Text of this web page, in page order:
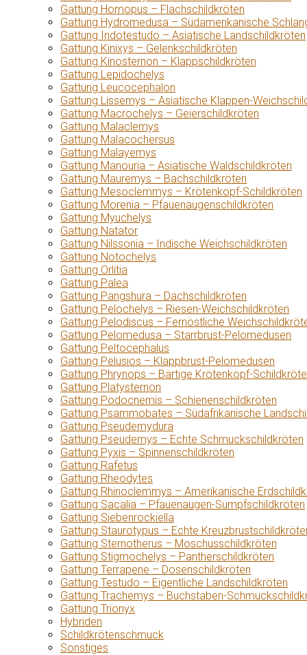
Gattung Homopus – Flachschildkröten
Gattung Hydromedusa – Südamerikanische
Gattung Indotestudo – Asiatische Landschildkröten
Gattung Kinixys – Gelenkschildkröten
Gattung Kinosternon – Klappschildkröten
Gattung Lepidochelys
Gattung Leucocephalon
Gattung Lissemys – Asiatische Klappen-
Gattung Macrochelys – Geierschildkröten
Gattung Malaclemys
Gattung Malacochersus
Gattung Malayemys
Gattung Manouria – Asiatische Waldschildkröten
Gattung Mauremys – Bachschildkröten
Gattung Mesoclemmys – Krötenkopf-Schildkröten
Gattung Morenia – Pfauenaugenschildkröten
Gattung Myuchelys
Gattung Natator
Gattung Nilssonia – Indische Weichschildkröten
Gattung Notochelys
Gattung Orlitia
Gattung Palea
Gattung Pangshura – Dachschildkröten
Gattung Pelochelys – Riesen-Weichschildkröten
Gattung Pelodiscus – Fernöstliche
Gattung Pelomedusa – Starrbrust-Pelomedusen
Gattung Peltocephalus
Gattung Pelusios – Klappbrust-Pelomedusen
Gattung Phrynops – Bärtige Krötenkopf-
Gattung Platysternon
Gattung Podocnemis – Schienenschildkröten
Gattung Psammobates – Südafrikanische
Gattung Pseudemydura
Gattung Pseudemys – Echte Schmuckschildkröten
Gattung Pyxis – Spinnenschildkröten
Gattung Rafetus
Gattung Rheodytes
Gattung Rhinoclemmys – Amerikanische
Gattung Sacalia – Pfauenaugen-Sumpfschildkröten
Gattung Siebenrockiella
Gattung Staurotypus – Echte
Gattung Sternotherus – Moschusschildkröten
Gattung Stigmochelys – Pantherschildkröten
Gattung Terrapene – Dosenschildkröten
Gattung Testudo – Eigentliche Landschildkröten
Gattung Trachemys – Buchstaben-
Gattung Trionyx
Hybriden
Schildkrötenschmuck
Sonstiges